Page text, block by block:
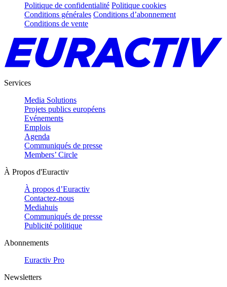
Politique de confidentialité Politique cookies
Conditions générales Conditions d’abonnement
Conditions de vente
Services
Media Solutions
Projets publics européens
Evénements
Emplois
Agenda
Communiqués de presse
Members’ Circle
À Propos d'Euractiv
À propos d’Euractiv
Contactez-nous
Mediahuis
Communiqués de presse
Publicité politique
Abonnements
Euractiv Pro
Newsletters